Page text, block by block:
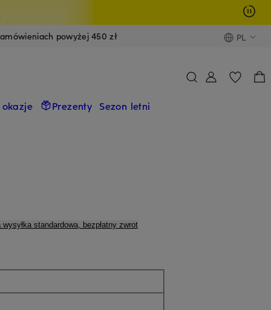
powyżej 450 zł PL
Prezenty Sezon letni
wysyłka standardowa, bezpłatny zwrot